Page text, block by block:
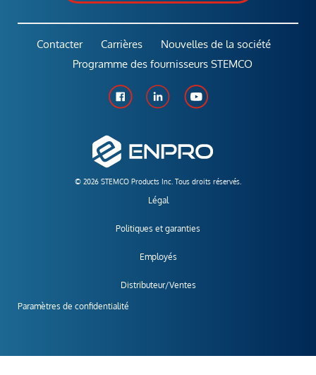
© 2026 STEMCO Products Inc. Tous droits réservés.
Légal
Politiques et garanties
Employés
Distributeur/Ventes
Paramètres de confidentialité
Contacter Carrières
Nouvelles de la société
Programme des fournisseurs STEMCO